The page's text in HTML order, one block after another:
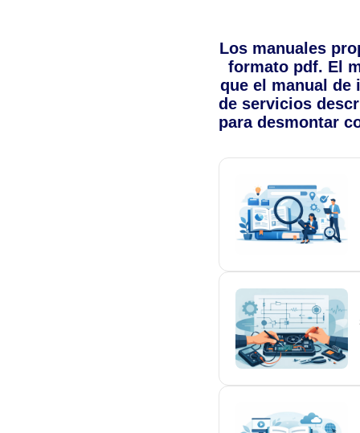
Los manuales
formato pdf. El
que el manual de
de servicios
para desmontar